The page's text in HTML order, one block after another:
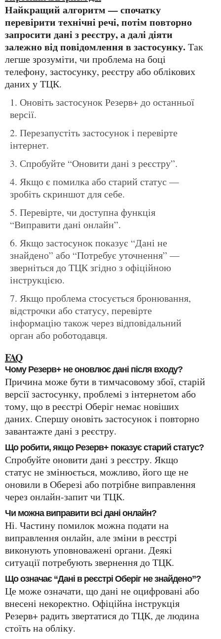
Найкращий алгоритм — спочатку
перевірити технічні речі, потім повторно
запросити дані з реєстру, а далі діяти
залежно від повідомлення в застосунку. Так
легше зрозуміти, чи проблема на боці
телефону, застосунку, реєстру або облікових
даних у ТЦК.
Оновіть застосунок Резерв+ до останньої
версії.
Перезапустіть застосунок і перевірте
інтернет.
Спробуйте “Оновити дані з реєстру”.
Якщо є помилка або старий статус —
зробіть скриншот для себе.
Перевірте, чи доступна функція
“Виправити дані онлайн”.
Якщо застосунок показує “Дані не
знайдено” або “Потребує уточнення” —
зверніться до ТЦК згідно з офіційною
інструкцією.
Якщо проблема стосується бронювання,
відстрочки або статусу, перевірте
інформацію також через відповідальний
орган або роботодавця.
FAQ
Чому Резерв+ не оновлює дані після входу?
Причина може бути в тимчасовому збої, старій
версії застосунку, проблемі з інтернетом або
тому, що в реєстрі Оберіг немає новіших
даних. Спершу оновіть застосунок і повторно
завантажте дані з реєстру.
Що робити, якщо Резерв+ показує старий статус?
Спробуйте оновити дані з реєстру. Якщо
статус не змінюється, можливо, його ще не
оновили в Оберезі або потрібне виправлення
через онлайн-запит чи ТЦК.
Чи можна виправити всі дані онлайн?
Ні. Частину помилок можна подати на
виправлення онлайн, але зміни в реєстрі
виконують уповноважені органи. Деякі
ситуації потребують звернення до ТЦК.
Що означає “Дані в реєстрі Оберіг не знайдено”?
Це може означати, що дані не оцифровані або
внесені некоректно. Офіційна інструкція
Резерв+ радить звертатися до ТЦК, де людина
стоїть на обліку.